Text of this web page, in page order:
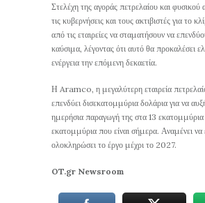
Στελέχη της αγοράς πετρελαίου και φυσικού
τις κυβερνήσεις και τους ακτιβιστές για το
από τις εταιρείες να σταματήσουν να
καύσιμα, λέγοντας ότι αυτό θα προκαλέσει
ενέργεια την επόμενη δεκαετία.
Η Aramco, η μεγαλύτερη εταιρεία
επενδύει δισεκατομμύρια δολάρια για να
ημερήσια παραγωγή της στα 13 εκατομμύρια
εκατομμύρια που είναι σήμερα. Αναμένει να
ολοκληρώσει το έργο μέχρι το 2027.
OT.gr Newsroom